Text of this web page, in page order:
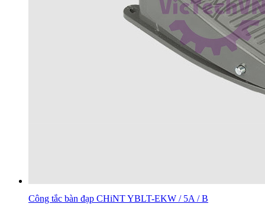
Công tắc bàn đạp CHiNT YBLT-EKW / 5A / B